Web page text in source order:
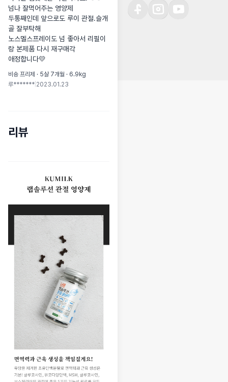
넘나 잘먹어주는 영양제
두통째인데 앞으로도 루이 관절.슬개
골 잘부탁해
노스멜스프레이도 넘 좋아서 리필이
랑 본제품 다시 재구매각
애정합니다💛
비숑 프리제 · 5살 7개월 · 6.9kg
루******* 2023.01.23
리뷰